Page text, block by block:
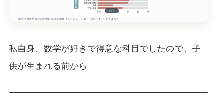
私自身、数学が好きで得意な科目でしたので、子
供が生まれる前から